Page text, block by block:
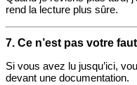
rend la lecture plus sûre.
7. Ce n’est pas votre
Si vous avez lu jusqu’ici,
devant une documentation.